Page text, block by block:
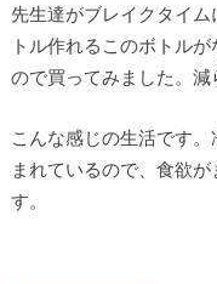
先生達がブレイクタイ
トル作れるこのボトル
ので買ってみました。
こんな感じの生活です
まれているので、食欲
す。